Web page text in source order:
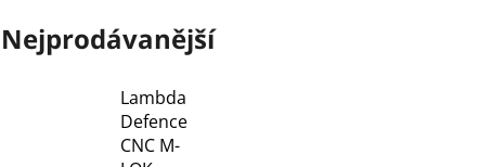
Nejprodávanější
Lambda
Defence
CNC M-